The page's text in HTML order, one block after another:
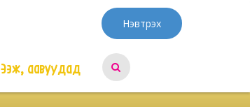
Нэвтрэх
Ээж, аавуудад